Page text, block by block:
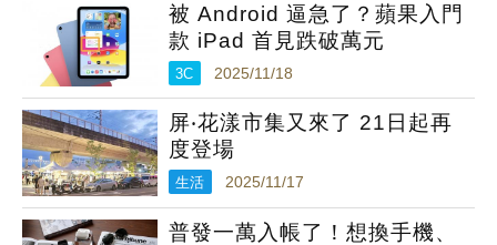
被 Android 逼急了？蘋果入門
款 iPad 首見跌破萬元
3C 2025/11/18
屏‧花漾市集又來了 21日起再
度登場
生活 2025/11/17
普發一萬入帳了！想換手機、